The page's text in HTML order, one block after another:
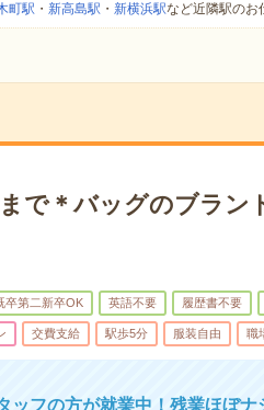
町駅 ・ 新高島駅 ・ 新横浜駅など近隣駅のお
まで＊バッグのブラン
卒第二新卒OK 英語不要 履歴書不要
交費支給 駅歩5分 服装自由 職
ッフの方が就業中！残業ほぼナ